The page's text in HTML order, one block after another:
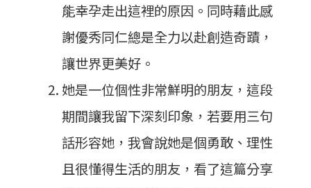
能幸孕走出這裡的原因。同時藉此感
謝優秀同仁總是全力以赴創造奇蹟，
讓世界更美好。
她是一位個性非常鮮明的朋友，這段
期間讓我留下深刻印象，若要用三句
話形容她，我會說她是個勇敢、理性
且很懂得生活的朋友，看了這篇分享